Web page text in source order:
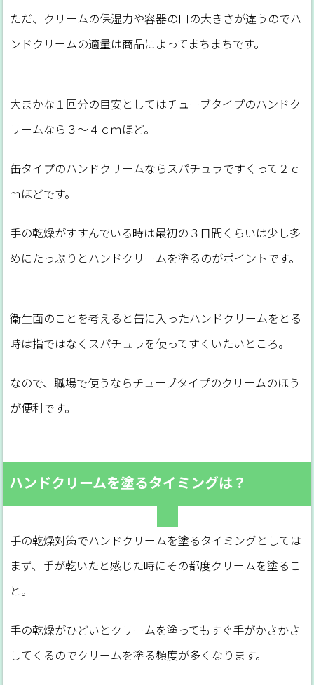
ただ、クリームの保湿力や容器の口の大きさが違うのでハ
ンドクリームの適量は商品によってまちまちです。
大まかな１回分の目安としてはチューブタイプのハンドク
リームなら３～４ｃｍほど。
缶タイプのハンドクリームならスパチュラですくって２ｃ
ｍほどです。
手の乾燥がすすんでいる時は最初の３日間くらいは少し多
めにたっぷりとハンドクリームを塗るのがポイントです。
衛生面のことを考えると缶に入ったハンドクリームをとる
時は指ではなくスパチュラを使ってすくいたいところ。
なので、職場で使うならチューブタイプのクリームのほう
が便利です。
ハンドクリームを塗るタイミングは？
手の乾燥対策でハンドクリームを塗るタイミングとしては
まず、手が乾いたと感じた時にその都度クリームを塗るこ
と。
手の乾燥がひどいとクリームを塗ってもすぐ手がかさかさ
してくるのでクリームを塗る頻度が多くなります。